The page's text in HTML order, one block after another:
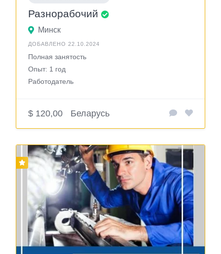
Разнорабочий
Минск
ДОБАВЛЕНО 22.10.2024
Полная занятость
Опыт: 1 год
Работодатель
$ 120,00 Беларусь